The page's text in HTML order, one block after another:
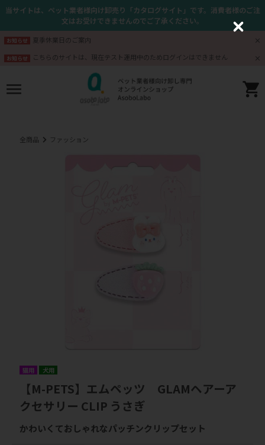
当サイトは、ペット業者様向け卸売り「カタログサイト」です。消費者様のご注
文はお受けできませんのでご了承ください。
お知らせ 夏季休業日のご案内
お知らせ こちらのサイトは、現在テスト運用中のためログインはできません
全商品 ファッション
猫用 犬用
【M-PETS】エムペッツ GLAMヘアーア
クセサリー CLIP うさぎ
かわいくておしゃれなパッチンクリップセット
C